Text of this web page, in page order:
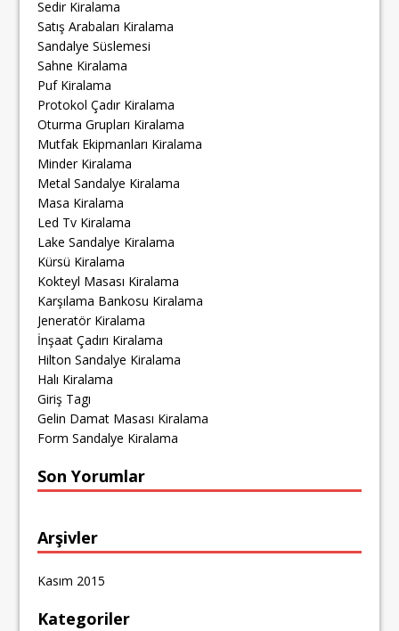
Sedir Kiralama
Satış Arabaları Kiralama
Sandalye Süslemesi
Sahne Kiralama
Puf Kiralama
Protokol Çadır Kiralama
Oturma Grupları Kiralama
Mutfak Ekipmanları Kiralama
Minder Kiralama
Metal Sandalye Kiralama
Masa Kiralama
Led Tv Kiralama
Lake Sandalye Kiralama
Kürsü Kiralama
Kokteyl Masası Kiralama
Karşılama Bankosu Kiralama
Jeneratör Kiralama
İnşaat Çadırı Kiralama
Hilton Sandalye Kiralama
Halı Kiralama
Giriş Tagı
Gelin Damat Masası Kiralama
Form Sandalye Kiralama
Son Yorumlar
Arşivler
Kasım 2015
Kategoriler